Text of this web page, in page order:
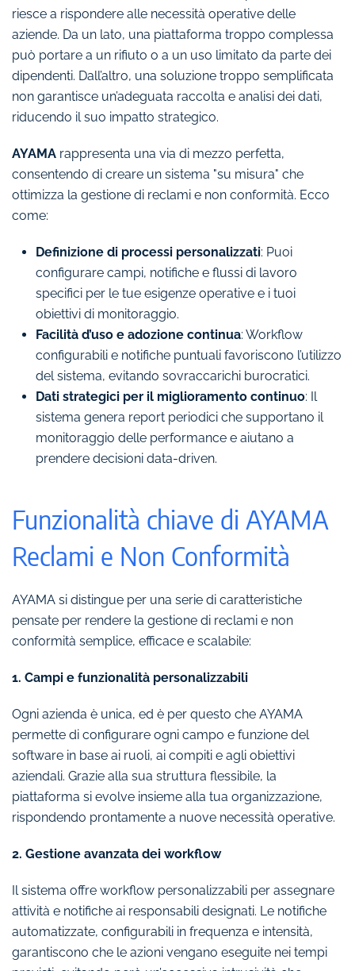
riesce a rispondere alle necessità operative delle
aziende. Da un lato, una piattaforma troppo complessa
può portare a un rifiuto o a un uso limitato da parte dei
dipendenti. Dall’altro, una soluzione troppo semplificata
non garantisce un’adeguata raccolta e analisi dei dati,
riducendo il suo impatto strategico.
AYAMA rappresenta una via di mezzo perfetta,
consentendo di creare un sistema "su misura" che
ottimizza la gestione di reclami e non conformità. Ecco
come:
Definizione di processi personalizzati: Puoi
configurare campi, notifiche e flussi di lavoro
specifici per le tue esigenze operative e i tuoi
obiettivi di monitoraggio.
Facilità d’uso e adozione continua: Workflow
configurabili e notifiche puntuali favoriscono l’utilizzo
del sistema, evitando sovraccarichi burocratici.
Dati strategici per il miglioramento continuo: Il
sistema genera report periodici che supportano il
monitoraggio delle performance e aiutano a
prendere decisioni data-driven.
Funzionalità chiave di AYAMA
Reclami e Non Conformità
AYAMA si distingue per una serie di caratteristiche
pensate per rendere la gestione di reclami e non
conformità semplice, efficace e scalabile:
1. Campi e funzionalità personalizzabili
Ogni azienda è unica, ed è per questo che AYAMA
permette di configurare ogni campo e funzione del
software in base ai ruoli, ai compiti e agli obiettivi
aziendali. Grazie alla sua struttura flessibile, la
piattaforma si evolve insieme alla tua organizzazione,
rispondendo prontamente a nuove necessità operative.
2. Gestione avanzata dei workflow
Il sistema offre workflow personalizzabili per assegnare
attività e notifiche ai responsabili designati. Le notifiche
automatizzate, configurabili in frequenza e intensità,
garantiscono che le azioni vengano eseguite nei tempi